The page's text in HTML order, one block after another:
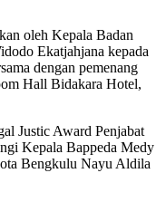
oleh Kepala Badan
Ekatjahjana kepada
dengan pemenang
Hall Bidakara Hotel,
Justic Award Penjabat
Kepala Bappeda Medy
Bengkulu Nayu Aldila